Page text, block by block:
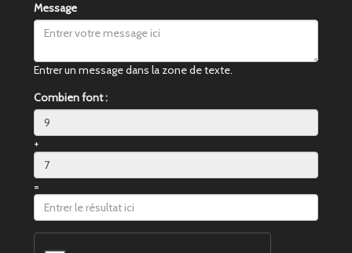
Message
Entrer un message dans la zone de texte.
Combien font :
+
=